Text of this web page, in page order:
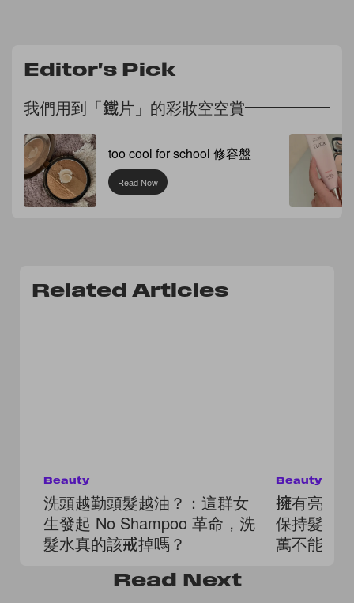
Editor's Pick
我們用到「鐵片」的彩妝空空賞
too cool for school 修容盤
Read Now
Related Articles
Beauty
洗頭越勤頭髮越油？：這群女
生發起 No Shampoo 革命，洗
髮水真的該戒掉嗎？
Beauty
擁有亮麗
保持髮絲
萬不能做
Read Next